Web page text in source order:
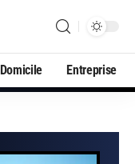
Domicile Entreprise